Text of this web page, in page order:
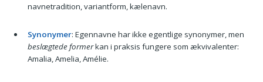
navnetradition, variantform, kælenavn.
Synonymer: Egennavne har ikke egentlige synonymer, men
beslægtede formerkan i praksis fungere som ækvivalenter:
Amalia, Amelia, Amélie.